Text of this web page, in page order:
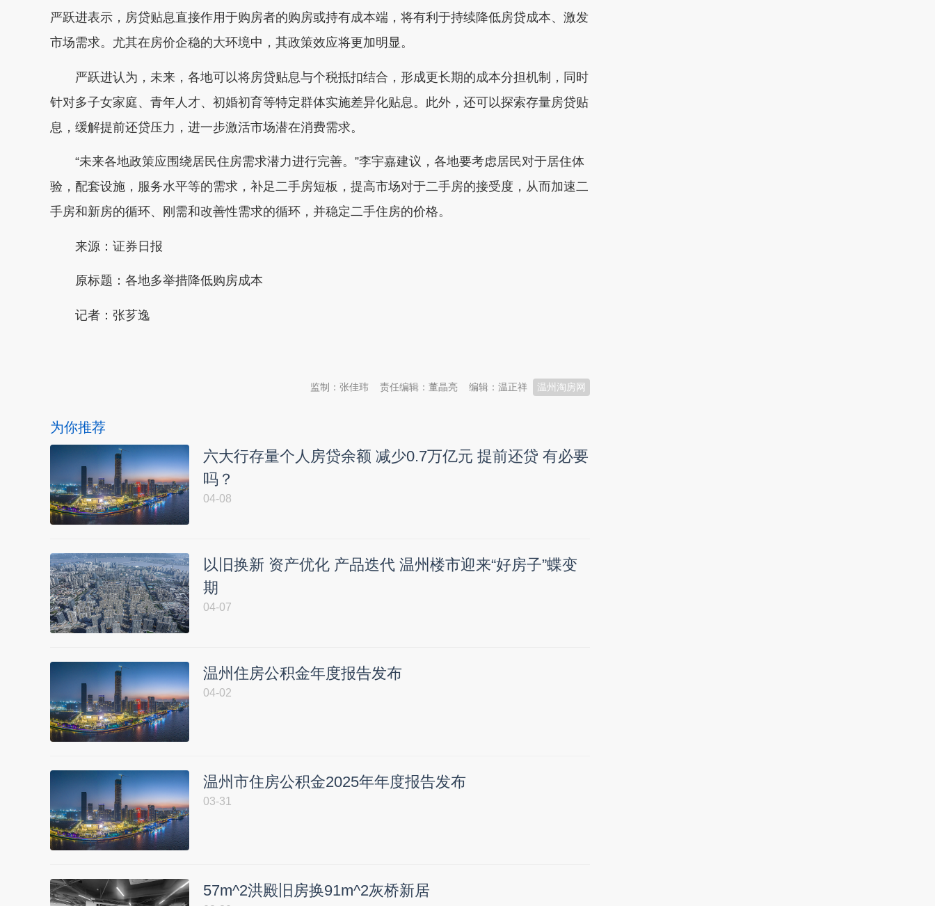
严跃进表示，房贷贴息直接作用于购房者的购房或持有成本端，将有利于持续降低房贷成本、激发
市场需求。尤其在房价企稳的大环境中，其政策效应将更加明显。
严跃进认为，未来，各地可以将房贷贴息与个税抵扣结合，形成更长期的成本分担机制，同时
针对多子女家庭、青年人才、初婚初育等特定群体实施差异化贴息。此外，还可以探索存量房贷贴
息，缓解提前还贷压力，进一步激活市场潜在消费需求。
“未来各地政策应围绕居民住房需求潜力进行完善。”李宇嘉建议，各地要考虑居民对于居住体
验，配套设施，服务水平等的需求，补足二手房短板，提高市场对于二手房的接受度，从而加速二
手房和新房的循环、刚需和改善性需求的循环，并稳定二手住房的价格。
来源：证券日报
原标题：各地多举措降低购房成本
记者：张芗逸
温州淘房网
编辑：温正祥
责任编辑：董晶亮
监制：张佳玮
为你推荐
六大行存量个人房贷余额 减少0.7万亿元 提前还贷 有必要
吗？
04-08
以旧换新 资产优化 产品迭代 温州楼市迎来“好房子”蝶变
期
04-07
温州住房公积金年度报告发布
04-02
温州市住房公积金2025年年度报告发布
03-31
57m^2洪殿旧房换91m^2灰桥新居